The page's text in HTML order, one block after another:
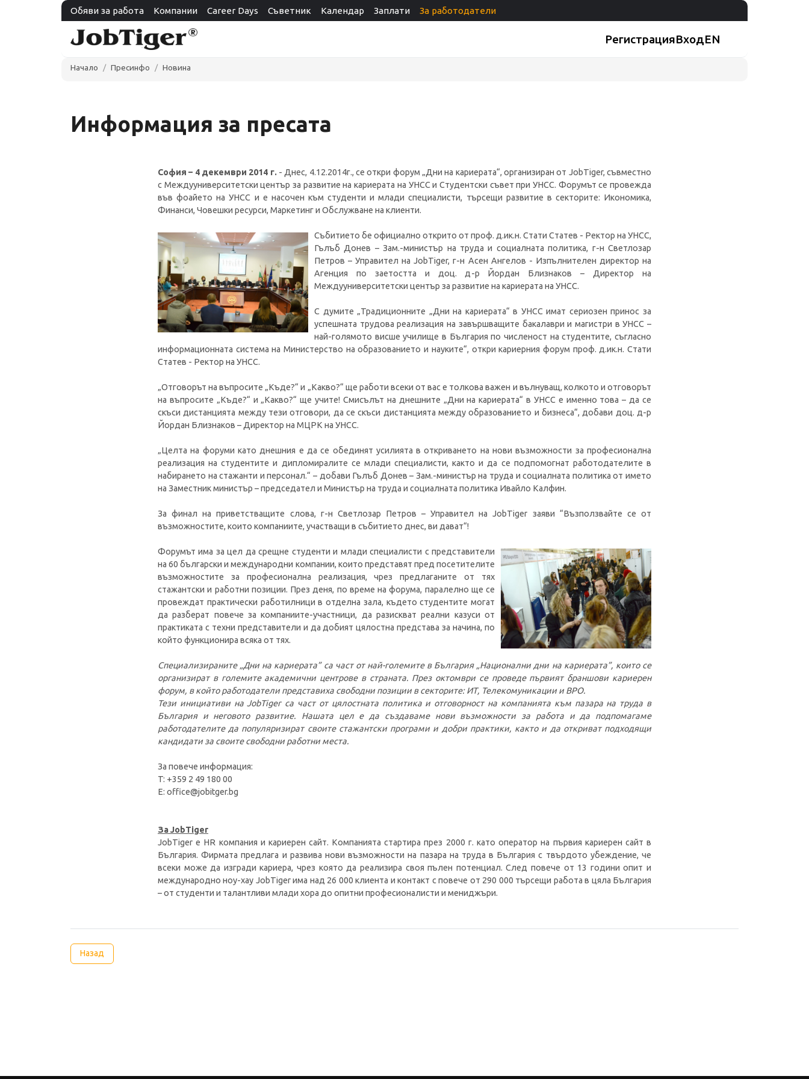
Обяви за работа Компании Career Days Съветник Календар Заплати За работодатели
РегистрацияВходEN
Начало Пресинфо Новина
Информация за пресата
София – 4 декември 2014 г.- Днес, 4.12.2014г., се откри форум „Дни на кариерата“, организиран от JobTiger, съвместно
с Междууниверситетски център за развитие на кариерата на УНСС и Студентски съвет при УНСС. Форумът се провежда
във фоайето на УНСС и е насочен към студенти и млади специалисти, търсещи развитие в секторите: Икономика,
Финанси, Човешки ресурси, Маркетинг и Обслужване на клиенти.
Събитието бе официално открито от проф. д.ик.н. Стати Статев - Ректор на УНСС,
Гълъб Донев – Зам.-министър на труда и социалната политика, г-н Светлозар
Петров – Управител на JobTiger, г-н Асен Ангелов - Изпълнителен директор на
Агенция по заетостта и доц. д-р Йордан Близнаков – Директор на
Междууниверситетски център за развитие на кариерата на УНСС.
С думите „Традиционните „Дни на кариерата“ в УНСС имат сериозен принос за
успешната трудова реализация на завършващите бакалаври и магистри в УНСС –
най-голямото висше училище в България по численост на студентите, съгласно
информационната система на Министерство на образованието и науките“, откри кариерния форум проф. д.ик.н. Стати
Статев - Ректор на УНСС.
„Отговорът на въпросите „Къде?“ и „Какво?“ ще работи всеки от вас е толкова важен и вълнуващ, колкото и отговорът
на въпросите „Къде?“ и „Какво?“ ще учите! Смисълът на днешните „Дни на кариерата“ в УНСС е именно това – да се
скъси дистанцията между тези отговори, да се скъси дистанцията между образованието и бизнеса“, добави доц. д-р
Йордан Близнаков – Директор на МЦРК на УНСС.
„Целта на форуми като днешния е да се обединят усилията в откриването на нови възможности за професионална
реализация на студентите и дипломиралите се млади специалисти, както и да се подпомогнат работодателите в
набирането на стажанти и персонал.“ – добави Гълъб Донев – Зам.-министър на труда и социалната политика от името
на Заместник министър – председател и Министър на труда и социалната политика Ивайло Калфин.
За финал на приветстващите слова, г-н Светлозар Петров – Управител на JobTiger заяви “Възползвайте се от
възможностите, които компаниите, участващи в събитието днес, ви дават“!
Форумът има за цел да срещне студенти и млади специалисти с представители
на 60 български и международни компании, които представят пред посетителите
възможностите за професионална реализация, чрез предлаганите от тях
стажантски и работни позиции. През деня, по време на форума, паралелно ще се
провеждат практически работилници в отделна зала, където студентите могат
да разберат повече за компаниите-участници, да разискват реални казуси от
практиката с техни представители и да добият цялостна представа за начина, по
който функционира всяка от тях.
Специализираните „Дни на кариерата” са част от най-големите в България „Национални дни на кариерата”, които се
организират в големите академични центрове в страната. През октомври се проведе първият браншови кариерен
форум, в който работодатели представиха свободни позиции в секторите: ИТ, Телекомуникации и ВРО.
Тези инициативи на JobTiger са част от цялостната политика и отговорност на компанията към пазара на труда в
България и неговото развитие. Нашата цел е да създаваме нови възможности за работа и да подпомагаме
работодателите да популяризират своите стажантски програми и добри практики, както и да откриват подходящи
кандидати за своите свободни работни места.
За повече информация:
T: +359 2 49 180 00
E: office@jobitger.bg
За JobTiger
JobTiger е HR компания и кариерен сайт. Компанията стартира през 2000 г. като оператор на първия кариерен сайт в
България. Фирмата предлага и развива нови възможности на пазара на труда в България с твърдото убеждение, че
всеки може да изгради кариера, чрез която да реализира своя пълен потенциал. След повече от 13 години опит и
международно ноу-хау JobTiger има над 26 000 клиента и контакт с повече от 290 000 търсещи работа в цяла България
– от студенти и талантливи млади хора до опитни професионалисти и мениджъри.
Назад